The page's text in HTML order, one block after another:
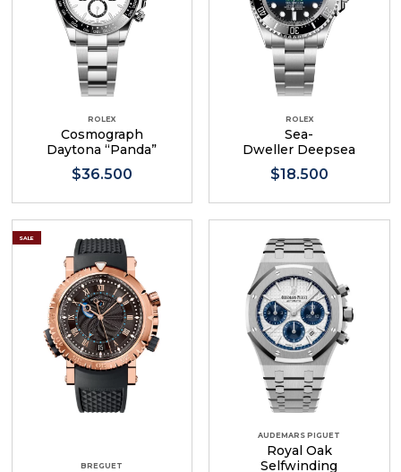
ROLEX
Cosmograph
Daytona “Panda”
$36.500
ROLEX
Sea-
Dweller Deepsea
$18.500
SALE
BREGUET
AUDEMARS PIGUET
Royal Oak
Selfwinding